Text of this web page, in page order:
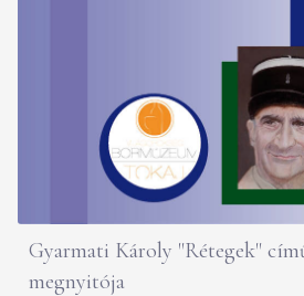
Gyarmati Károly "Rétegek"
megnyitója